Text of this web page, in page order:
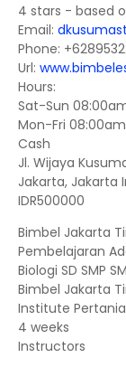
4 stars - based
Email:
Phone:
Url:
Hours:
Sat-Sun
Mon-Fri
Cash
Jl. Wijaya
Jakarta, Jakarta
IDR500000
Bimbel Jakarta
Pembelajaran
Biologi SD SMP
Bimbel Jakarta
Institute
4 weeks
Instructors